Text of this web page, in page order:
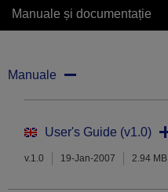
Manuale și documentație
Manuale
User's Guide (v1.0)
v.1.0 19-Jan-2007 2.94 MB